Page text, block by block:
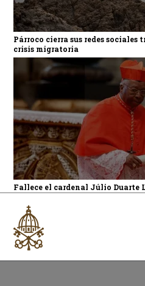
Párroco cierra sus redes
crisis migratoria
Fallece el cardenal Júlio Duarte